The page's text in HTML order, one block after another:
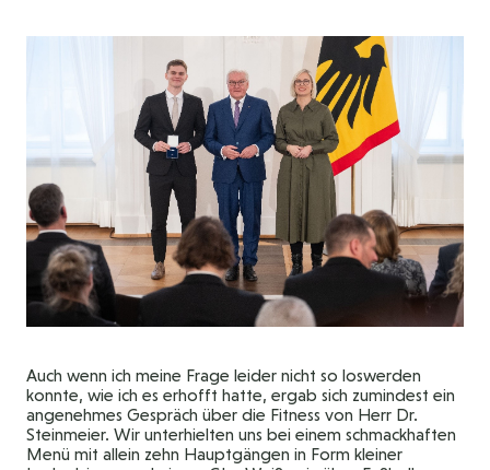
Auch wenn ich meine Frage leider nicht so loswerden
konnte, wie ich es erhofft hatte, ergab sich zumindest ein
angenehmes Gespräch über die Fitness von Herr Dr.
Steinmeier. Wir unterhielten uns bei einem schmackhaften
Menü mit allein zehn Hauptgängen in Form kleiner